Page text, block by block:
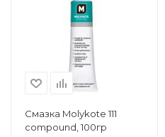
Смазка Molykote 111
compound, 100гр